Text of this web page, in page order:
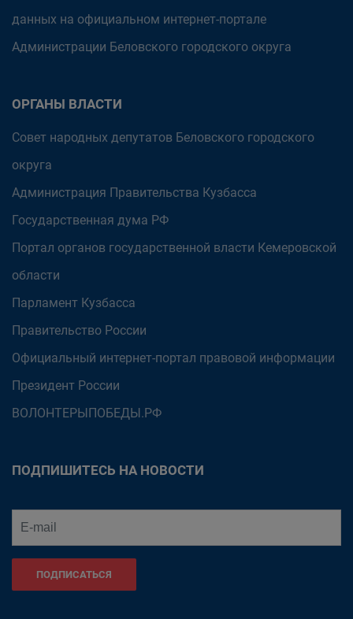
данных на официальном интернет-портале
Администрации Беловского городского округа
ОРГАНЫ ВЛАСТИ
Совет народных депутатов Беловского городского
округа
Администрация Правительства Кузбасса
Государственная дума РФ
Портал органов государственной власти Кемеровской
области
Парламент Кузбасса
Правительство России
Официальный интернет-портал правовой информации
Президент России
ВОЛОНТЕРЫПОБЕДЫ.РФ
ПОДПИШИТЕСЬ НА НОВОСТИ
ПОДПИСАТЬСЯ